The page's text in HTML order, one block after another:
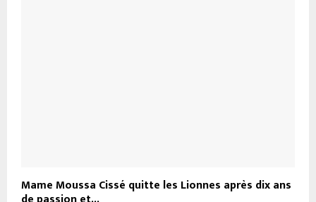
Mame Moussa Cissé quitte les Lionnes après dix ans